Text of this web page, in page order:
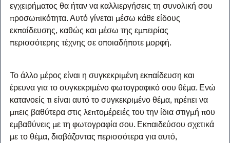
εγχειρήματος θα ήταν να καλλιεργήσεις τη συνολική σου
προσωπικότητα. Αυτό γίνεται μέσω κάθε είδους
εκπαίδευσης, καθώς και μέσω της εμπειρίας
περισσότερης τέχνης σε οποιαδήποτε μορφή.
Το άλλο μέρος είναι η συγκεκριμένη εκπαίδευση και
έρευνα για το συγκεκριμένο φωτογραφικό σου θέμα. Ενώ
κατανοείς τι είναι αυτό το συγκεκριμένο θέμα, πρέπει να
μπεις βαθύτερα στις λεπτομέρειές του την ίδια στιγμή που
εμβαθύνεις με τη φωτογραφία σου. Εκπαιδεύσου σχετικά
με το θέμα, διαβάζοντας περισσότερα για αυτό,